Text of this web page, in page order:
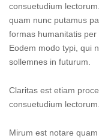
consuetudium
quam nunc putamus
formas humanitatis per
Eodem modo typi, qui
sollemnes in futurum.
Claritas est etiam
consuetudium lectorum.
Mirum est notare